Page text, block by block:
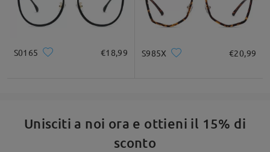
S0165 €18,99 S985X €20,99
Unisciti a noi ora e ottieni il 15% di
sconto